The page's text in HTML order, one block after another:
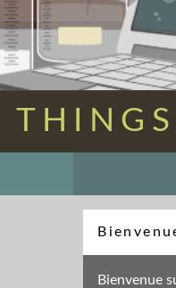
THINGS
Bienvenue